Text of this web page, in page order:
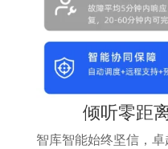
倾听零距
智库智能始终坚信，